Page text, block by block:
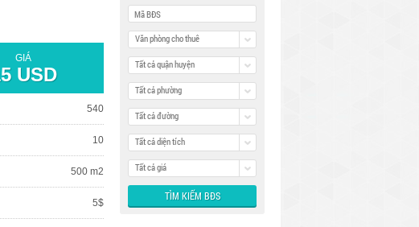
GIÁ
USD
540
10
500 m2
5$
Văn phòng cho thuê
Tất cả quận huyện
Tất cả phường
Tất cả đường
Tất cả diện tích
Tất cả giá